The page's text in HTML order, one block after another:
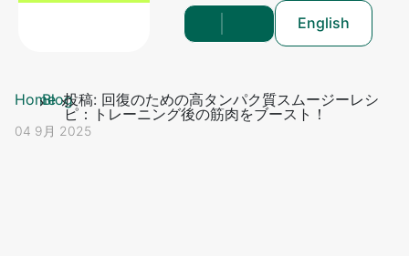
English
HomeBlog投稿: 回復のための高タンパク質スムージーレシ
ピ：トレーニング後の筋肉をブースト！
04 9月 2025